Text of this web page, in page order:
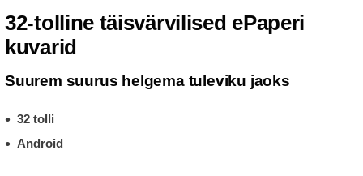
32-tolline täisvärvilised ePaperi
kuvarid
Suurem suurus helgema tuleviku jaoks
32 tolli
Android